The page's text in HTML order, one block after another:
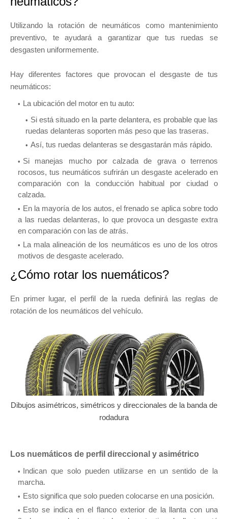
Utilizando la rotación de neumáticos como mantenimiento
preventivo, te ayudará a garantizar que tus ruedas se
desgasten uniformemente.
Hay diferentes factores que provocan el desgaste de tus
neumáticos:
La ubicación del motor en tu auto:
Si está situado en la parte delantera, es probable que las
ruedas delanteras soporten más peso que las traseras.
Así, tus ruedas delanteras se desgastarán más rápido.
Si manejas mucho por calzada de grava o terrenos
rocosos, tus neumáticos sufrirán un desgaste acelerado en
comparación con la conducción habitual por ciudad o
calzada.
En la mayoría de los autos, el frenado se aplica sobre todo
a las ruedas delanteras, lo que provoca un desgaste extra
en comparación con las de atrás.
La mala alineación de los neumáticos es uno de los otros
motivos de desgaste acelerado.
¿Cómo rotar los nuemáticos?
En primer lugar, el perfil de la rueda definirá las reglas de
rotación de los neumáticos del vehículo.
Dibujos asimétricos, simétricos y direccionales de la banda de
rodadura
Los nuemáticos de perfil direccional y asimétrico
Indican que solo pueden utilizarse en un sentido de la
marcha.
Esto significa que solo pueden colocarse en una posición.
Esto se indica en el flanco exterior de la llanta con una